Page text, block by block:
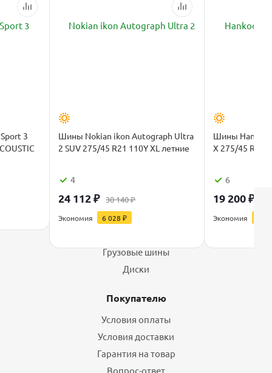
3
Шины Nokian ikon Autograph Ultra
2 SUV 275/45 R21 110Y XL летние
4
24 112₽ 30 140₽
Экономия 6 028 ₽
Шины
X 275/45 R21
6
19 200₽
Экономия
Каталог
Грузовые шины
Диски
Покупателю
Условия оплаты
Условия доставки
Гарантия на товар
Вопрос-ответ